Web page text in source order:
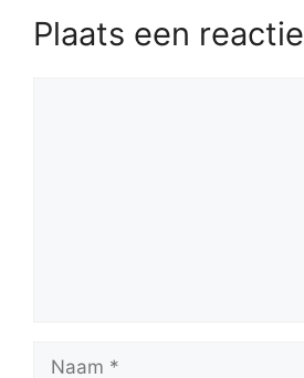
Plaats een reactie
Naam